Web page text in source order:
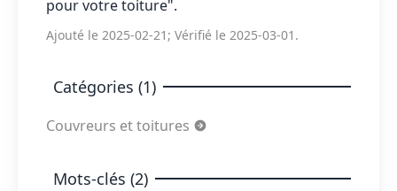
pour votre toiture".
Ajouté le 2025-02-21; Vérifié le 2025-03-01.
Catégories (1)
Couvreurs et toitures
Mots-clés (2)